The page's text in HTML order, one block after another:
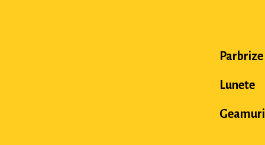
Parbrize
Lunete
Geamuri